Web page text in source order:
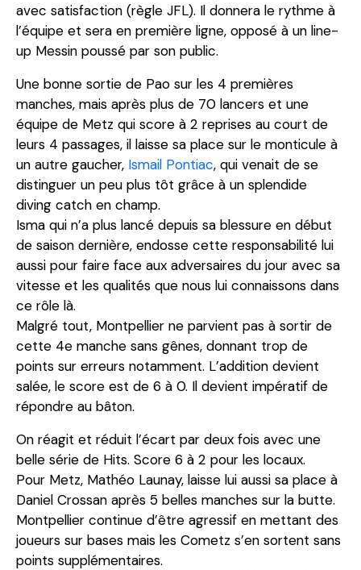
avec satisfaction (règle JFL). Il donnera le rythme à
l’équipe et sera en première ligne, opposé à un line-
up Messin poussé par son public.
Une bonne sortie de Pao sur les 4 premières
manches, mais après plus de 70 lancers et une
équipe de Metz qui score à 2 reprises au court de
leurs 4 passages, il laisse sa place sur le monticule à
un autre gaucher, Ismail Pontiac, qui venait de se
distinguer un peu plus tôt grâce à un splendide
diving catch en champ.
Isma qui n’a plus lancé depuis sa blessure en début
de saison dernière, endosse cette responsabilité lui
aussi pour faire face aux adversaires du jour avec sa
vitesse et les qualités que nous lui connaissons dans
ce rôle là.
Malgré tout, Montpellier ne parvient pas à sortir de
cette 4e manche sans gênes, donnant trop de
points sur erreurs notamment. L’addition devient
salée, le score est de 6 à 0. Il devient impératif de
répondre au bâton.
On réagit et réduit l’écart par deux fois avec une
belle série de Hits. Score 6 à 2 pour les locaux.
Pour Metz, Mathéo Launay, laisse lui aussi sa place à
Daniel Crossan après 5 belles manches sur la butte.
Montpellier continue d’être agressif en mettant des
joueurs sur bases mais les Cometz s’en sortent sans
points supplémentaires.